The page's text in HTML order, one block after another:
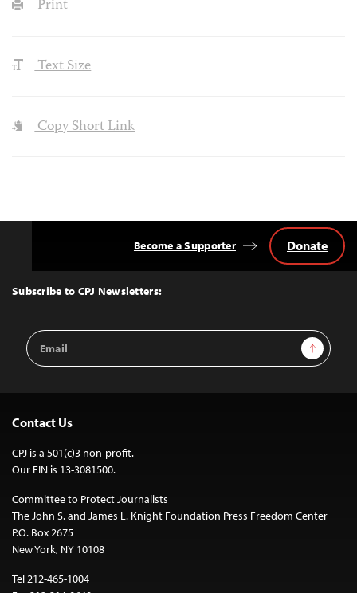
Print
Text Size
Copy Short Link
Top
Subscribe to CPJ Newsletters:
Email
Address
Sign Up
Become a Supporter Donate
Contact Us
CPJ is a 501(c)3 non-profit.
Our EIN is 13-3081500.
Committee to Protect Journalists
The John S. and James L. Knight Foundation Press Freedom Center
P.O. Box 2675
New York, NY 10108
Tel 212-465-1004